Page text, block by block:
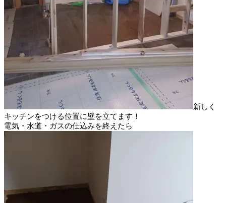
新しく
キッチンをつける位置に壁を立てます！
電気・水道・ガスの仕込みを終えたら